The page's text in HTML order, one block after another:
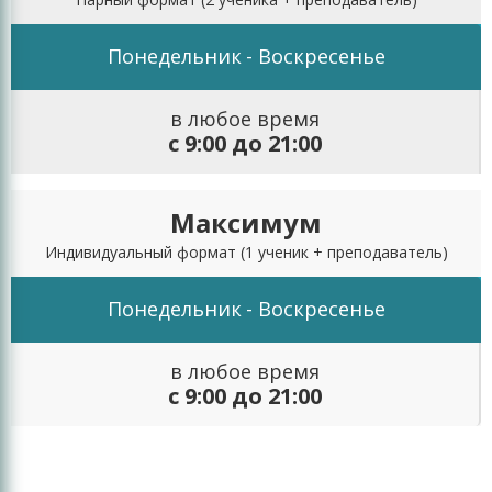
микрогруппах в несколько раз выше, чем
техническая база
Все педагоги ««В ПАРЕ»» пользуются
Лояльный подход к обучающимся
в любой момент скачать его, заново
пересмотреть и проработать учебный материал
Мы работаем уже более 10 лет. Около 6000
Понедельник - Воскресенье
в любое время
с 9:00 до 21:00
Максимум
Индивидуальный формат (1 ученик + преподаватель)
Понедельник - Воскресенье
в любое время
с 9:00 до 21:00